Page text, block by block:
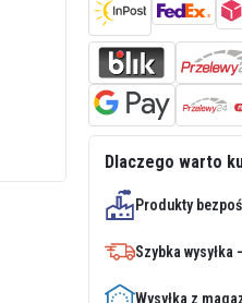
Dlaczego warto
Produkty
Szybka wysyłka
Wysyłka z